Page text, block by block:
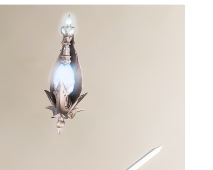
東方風デザイン
イシュガルド風デザイン
アジムステップ風デザイン